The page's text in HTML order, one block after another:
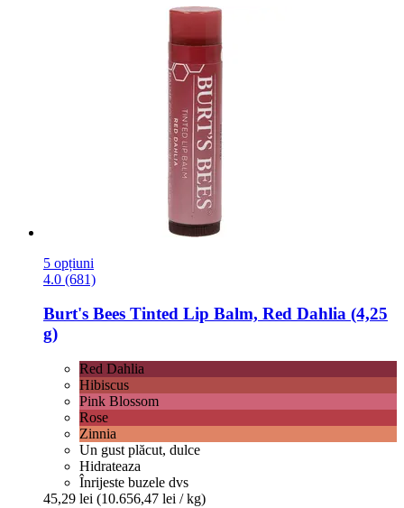
5 opțiuni
4.0 (681)
Burt's Bees Tinted Lip Balm, Red Dahlia (4,25
g)
Red Dahlia
Hibiscus
Pink Blossom
Rose
Zinnia
Un gust plăcut, dulce
Hidrateaza
Înrijeste buzele dvs
45,29 lei (10.656,47 lei / kg)